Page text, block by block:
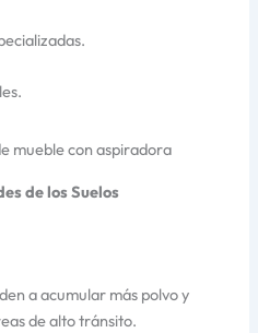
de los Suelos
a acumular más polvo y
de alto tránsito.